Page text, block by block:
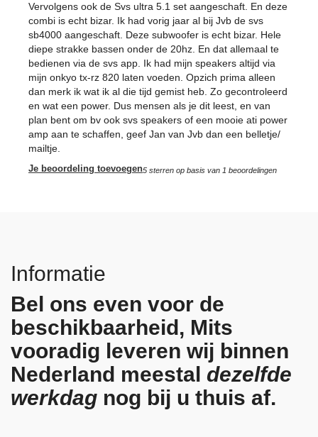
Vervolgens ook de Svs ultra 5.1 set aangeschaft. En deze
combi is echt bizar. Ik had vorig jaar al bij Jvb de svs
sb4000 aangeschaft. Deze subwoofer is echt bizar. Hele
diepe strakke bassen onder de 20hz. En dat allemaal te
bedienen via de svs app. Ik had mijn speakers altijd via
mijn onkyo tx-rz 820 laten voeden. Opzich prima alleen
dan merk ik wat ik al die tijd gemist heb. Zo gecontroleerd
en wat een power. Dus mensen als je dit leest, en van
plan bent om bv ook svs speakers of een mooie ati power
amp aan te schaffen, geef Jan van Jvb dan een belletje/
mailtje.
5 sterren op basis van 1 beoordelingen
Je beoordeling toevoegen
Informatie
Bel ons even voor de
beschikbaarheid, Mits
vooradig leveren wij binnen
Nederland meestal dezelfde
werkdag nog bij u thuis af.